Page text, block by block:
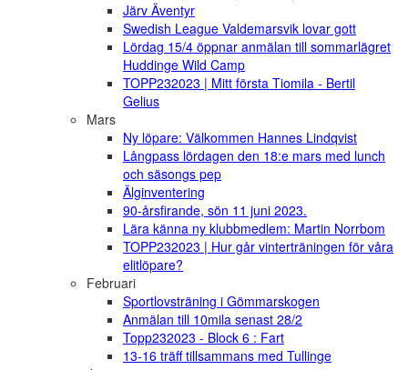
Järv Äventyr
Swedish League Valdemarsvik lovar gott
Lördag 15/4 öppnar anmälan till sommarlägret
Huddinge Wild Camp
TOPP232023 | Mitt första Tiomila - Bertil
Gelius
Mars
Ny löpare: Välkommen Hannes Lindqvist
Långpass lördagen den 18:e mars med lunch
och säsongs pep
Älginventering
90-årsfirande, sön 11 juni 2023.
Lära känna ny klubbmedlem: Martin Norrbom
TOPP232023 | Hur går vinterträningen för våra
elitlöpare?
Februari
Sportlovsträning i Gömmarskogen
Anmälan till 10mila senast 28/2
Topp232023 - Block 6 : Fart
13-16 träff tillsammans med Tullinge